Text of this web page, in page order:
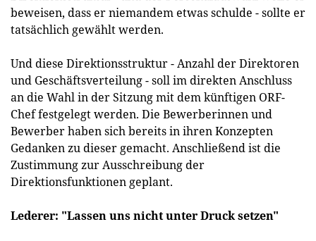
beweisen, dass er niemandem etwas schulde - sollte er
tatsächlich gewählt werden.
Und diese Direktionsstruktur - Anzahl der Direktoren
und Geschäftsverteilung - soll im direkten Anschluss
an die Wahl in der Sitzung mit dem künftigen ORF-
Chef festgelegt werden. Die Bewerberinnen und
Bewerber haben sich bereits in ihren Konzepten
Gedanken zu dieser gemacht. Anschließend ist die
Zustimmung zur Ausschreibung der
Direktionsfunktionen geplant.
Lederer: "Lassen uns nicht unter Druck setzen"